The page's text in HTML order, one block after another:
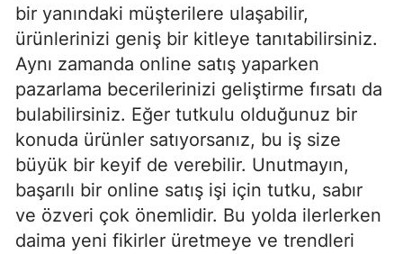
bir yanındaki müşterilere ulaşabilir,
ürünlerinizi geniş bir kitleye tanıtabilirsiniz.
Aynı zamanda online satış yaparken
pazarlama becerilerinizi geliştirme fırsatı da
bulabilirsiniz. Eğer tutkulu olduğunuz bir
konuda ürünler satıyorsanız, bu iş size
büyük bir keyif de verebilir. Unutmayın,
başarılı bir online satış işi için tutku, sabır
ve özveri çok önemlidir. Bu yolda ilerlerken
daima yeni fikirler üretmeye ve trendleri